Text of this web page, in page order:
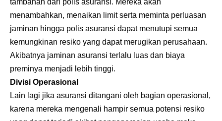
tambahan dari polis asuransi. Mereka akan
menambahkan, menaikan limit serta meminta perluasan
jaminan hingga polis asuransi dapat menutupi semua
kemungkinan resiko yang dapat merugikan perusahaan.
Akibatnya jaminan asuransi terlalu luas dan biaya
preminya menjadi lebih tinggi.
Divisi Operasional
Lain lagi jika asuransi ditangani oleh bagian operasional,
karena mereka mengenali hampir semua potensi resiko